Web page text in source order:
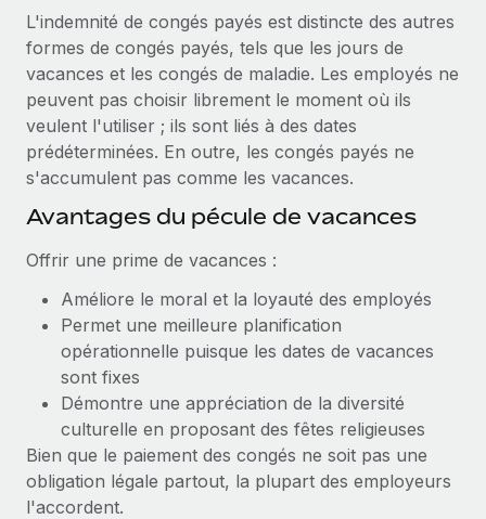
dans le monde entier
Création d’entité
Établissez des entités rapidement et en toute
conformité
Mobilité et déménagement international
Organisez facilement le déménagement de vos
employés
Gérez facilement les avantages sociaux
En savoir plus
Intégration Remote x BambooHR : du local à
l’international, le recrutement sans changer de
plateforme
Impact Les clients BambooHR peuvent désormais
embaucher et gérer les employés internationaux...
En savoir plus
Taxes
Explorer le blog
Mises à jour des produits de Remote :
freelances Plus
Remote a toujours pour mission d'aider les entreprises de
toute taille à embaucher, gérer et payer...
En savoir plus
Comment Phiture gère ses 55 employés
répartis dans 19 pays grâce à Remote
Phiture, un leader notable du conseil en matière de
L'indemnité de congés payés est distincte des autres
formes de congés payés, tels que les jours de
vacances et les congés de maladie. Les employés ne
peuvent pas choisir librement le moment où ils
veulent l'utiliser ; ils sont liés à des dates
prédéterminées. En outre, les congés payés ne
s'accumulent pas comme les vacances.
Avantages du pécule de vacances
Offrir une prime de vacances :
Améliore le moral et la loyauté des employés
Permet une meilleure planification
opérationnelle puisque les dates de vacances
sont fixes
Démontre une appréciation de la diversité
culturelle en proposant des fêtes religieuses
Bien que le paiement des congés ne soit pas une
obligation légale partout, la plupart des employeurs
l'accordent.